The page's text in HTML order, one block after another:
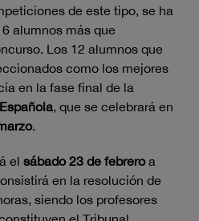
de este tipo, se ha
alumnos más que
Los 12 alumnos que
como los mejores
en la fase final de la
, que se celebrará en
.
el sábado 23 de febreroa
en la resolución de
siendo los profesores